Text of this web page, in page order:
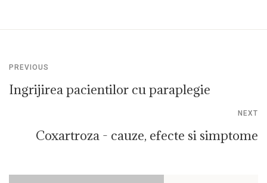
PREVIOUS
Ingrijirea pacientilor cu paraplegie
NEXT
Coxartroza - cauze, efecte si simptome